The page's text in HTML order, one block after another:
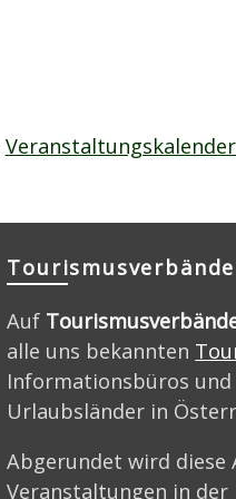
Tourismusverbände
Auf
alle uns bekannten
Informationsbüros
Urlaubsländer in
Abgerundet wird
Veranstaltungen in